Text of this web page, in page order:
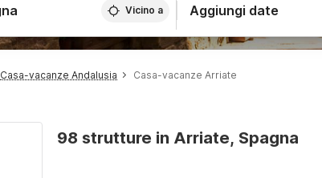
Vicino a Aggiungi date
Casa-vacanze Andalusia Casa-vacanze Arriate
98 strutture in Arriate, Spagna